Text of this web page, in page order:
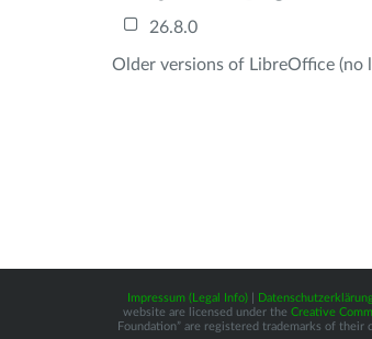
26.8.0
Older versions of LibreOffice (no
Impressum (Legal Info)|
website are licensed under the Creative
Foundation” are registered trademarks of